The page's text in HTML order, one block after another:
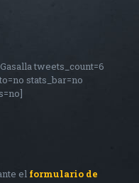
tweets_count=6
stats_bar=no
el formulario de